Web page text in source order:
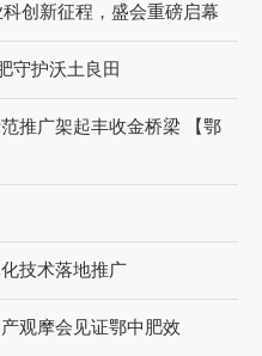
创新征程，盛会重磅启幕
守护沃土良田
推广架起丰收金桥梁 【鄂
技术落地推广
观摩会见证鄂中肥效